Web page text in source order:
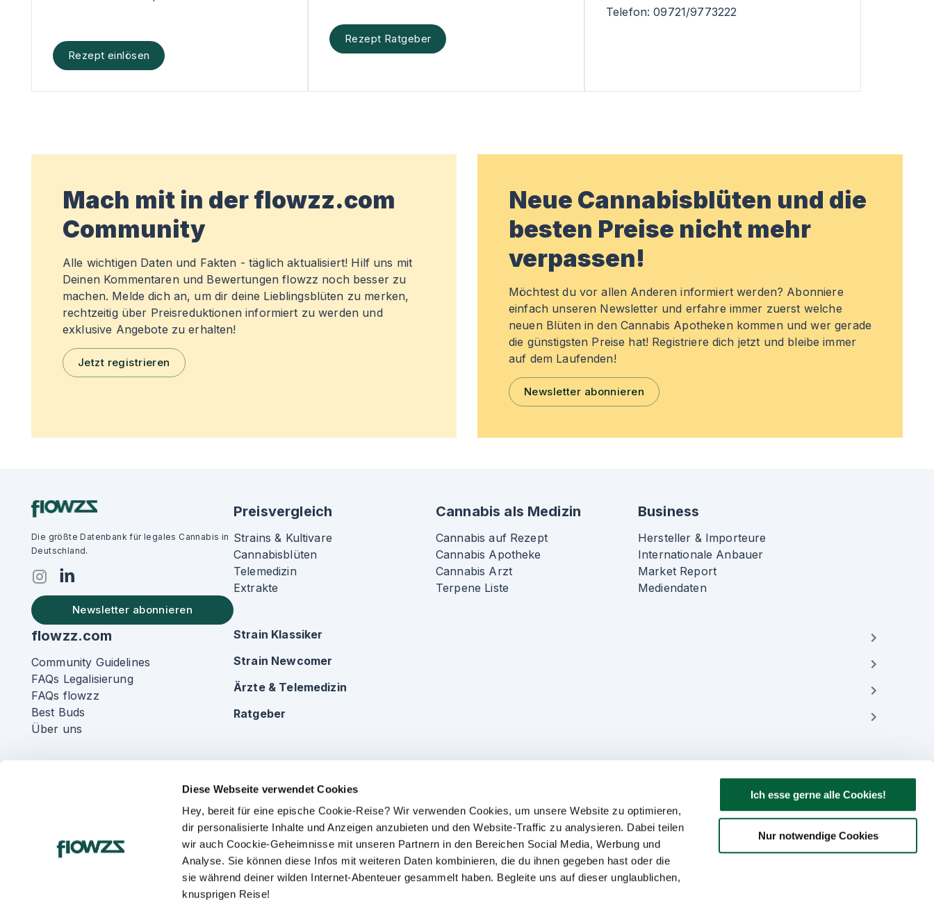
Diese Webseite verwendet Cookies
Hey, bereit für eine epische Cookie-Reise? Wir verwenden Cookies, um unsere Website zu optimieren,
dir personalisierte Inhalte und Anzeigen anzubieten und den Website-Traffic zu analysieren. Dabei teilen
wir auch Coockie-Geheimnisse mit unseren Partnern in den Bereichen Social Media, Werbung und
Analyse. Sie können diese Infos mit weiteren Daten kombinieren, die du ihnen gegeben hast oder die
sie während deiner wilden Internet-Abenteuer gesammelt haben. Begleite uns auf dieser unglaublichen,
knusprigen Reise!
Ich esse gerne alle Cookies!
Nur notwendige Cookies
Rezept einlösen
Rezept Ratgeber
Telefon: 09721/9773222
Mach mit in der flowzz.com
Community
Alle wichtigen Daten und Fakten - täglich aktualisiert! Hilf uns mit
Deinen Kommentaren und Bewertungen flowzz noch besser zu
machen. Melde dich an, um dir deine Lieblingsblüten zu merken,
rechtzeitig über Preisreduktionen informiert zu werden und
exklusive Angebote zu erhalten!
Jetzt registrieren
Neue Cannabisblüten und die
besten Preise nicht mehr
verpassen!
Möchtest du vor allen Anderen informiert werden? Abonniere
einfach unseren Newsletter und erfahre immer zuerst welche
neuen Blüten in den Cannabis Apotheken kommen und wer gerade
die günstigsten Preise hat! Registriere dich jetzt und bleibe immer
auf dem Laufenden!
Newsletter abonnieren
Die größte Datenbank für legales Cannabis in
Deutschland.
Newsletter abonnieren
Preisvergleich
Strains & Kultivare
Cannabisblüten
Telemedizin
Extrakte
Cannabis als Medizin
Cannabis auf Rezept
Cannabis Apotheke
Cannabis Arzt
Terpene Liste
Business
Hersteller & Importeure
Internationale Anbauer
Market Report
Mediendaten
flowzz.com
Community Guidelines
FAQs Legalisierung
FAQs flowzz
Best Buds
Über uns
Strain Klassiker
Strain Newcomer
Ärzte & Telemedizin
Ratgeber